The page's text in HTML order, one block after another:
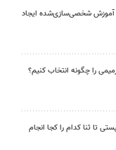
آموزش شخصی‌سازی‌شده ایجاد
را چگونه انتخاب کنیم؟
تا ثنا کدام را کجا انجام